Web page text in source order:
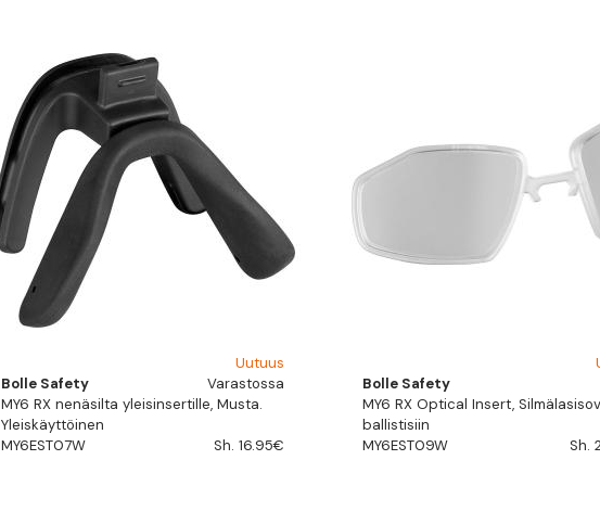
Uutuus
Bolle Safety
Varastossa
MY6 RX nenäsilta yleisinsertille, Musta.
Yleiskäyttöinen
MY6EST07W
Sh. 16.95€
Bolle Safety
MY6 RX Optical Insert,
ballistisiin
MY6EST09W
Sh.